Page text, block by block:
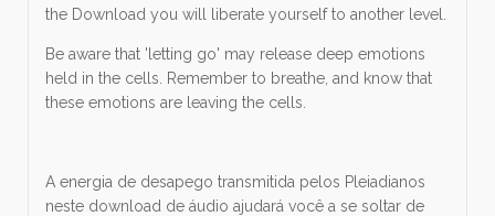
the Download you will liberate yourself to another level.
Be aware that 'letting go' may release deep emotions
held in the cells. Remember to breathe, and know that
these emotions are leaving the cells.
A energia de desapego transmitida pelos Pleiadianos
neste download de áudio ajudará você a se soltar de